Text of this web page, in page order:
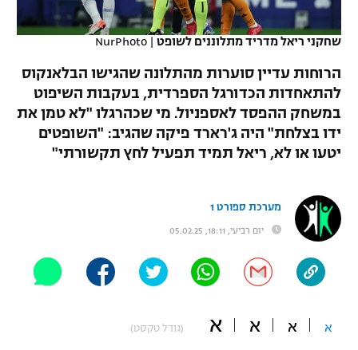
תוצאות
לוח שידורים
ברחבה
"מעל הליגה" – פודקאסט
"מחצית בשכונה" – פודקאסט
מכבי תל אביב
הפועל תל אביב
הפועל חיפה
הפועל באר שבע
בני יהודה
ליגה הולנדית
ליגה טורקית
ליגה ברזילאית
הפועל ירושלים
דני אבדיה
שחייה
ג'ודו
אגרוף
ספורט אולימפי
היאבקות WWE
אופניים
שחקני ריאל מדריד מתלוננים לשופט |
NurPhoto
הרוחות עדיין סוערות מהתלונה שהגישו הבלאנקוס
להתאחדות הכדורגל הספרדית, בעקבות השיפוט
במשחק ההפסד לאספניול. מי שכהרגלו "לא טמן את
ידו בצלחת" היה ג'רארד פיקה שהגיב: "השופטים
יטעו או לא, ריאל תמיד תפעיל לחץ תקשורתי"
מערכת ספורט 1
יום רביעי, 18:11, 05.02.25
א א א א (גודל טקסט)